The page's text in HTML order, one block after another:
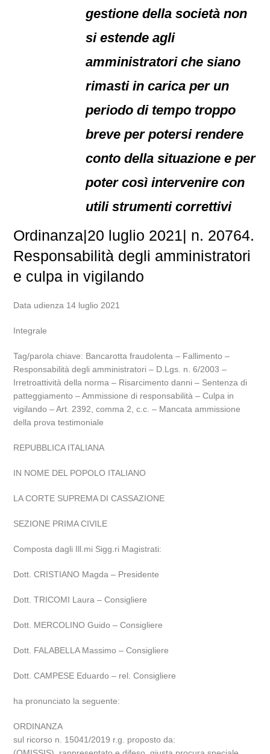
gestione della società non
si estende agli
amministratori che siano
rimasti in carica per un
periodo di tempo troppo
breve per potersi rendere
conto della situazione e per
poter così intervenire con
utili strumenti correttivi
Ordinanza|20 luglio 2021| n. 20764.
Responsabilità degli amministratori
e culpa in vigilando
Data udienza 14 luglio 2021
Integrale
Tag/parola chiave: Bancarotta fraudolenta – Fallimento –
Responsabilità degli amministratori – D.Lgs. n. 6/2003 –
Irretroattività della norma – Risarcimento danni – Sentenza di
patteggiamento – Ammissione di responsabilità – Culpa in
vigilando – Art. 2392, comma 2, c.c. – Mancata ammissione
della prova testimoniale
REPUBBLICA ITALIANA
IN NOME DEL POPOLO ITALIANO
LA CORTE SUPREMA DI CASSAZIONE
SEZIONE PRIMA CIVILE
Composta dagli Ill.mi Sigg.ri Magistrati:
Dott. CRISTIANO Magda – Presidente
Dott. TRICOMI Laura – Consigliere
Dott. MERCOLINO Guido – Consigliere
Dott. FALABELLA Massimo – Consigliere
Dott. CAMPESE Eduardo – rel. Consigliere
ha pronunciato la seguente:
ORDINANZA
sul ricorso n. 15041/2019 r.g. proposto da: